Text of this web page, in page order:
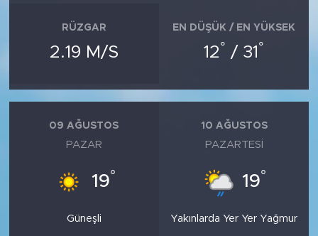
RÜZGAR
2.19 M/S
EN DÜŞÜK / EN YÜKSEK
12° / 31 °
09 AĞUSTOS
PAZAR
19°
Güneşli
10 AĞUSTOS
PAZARTESI
19°
Yakınlarda Yer Yer Yağmur